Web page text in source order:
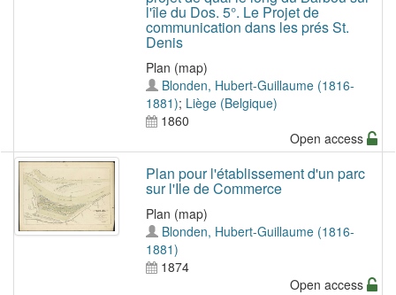
l'île du Dos. 5°. Le Projet de
communication dans les prés St.
Denis
Plan (map)
Blonden, Hubert-Guillaume (1816-
1881); Liège (Belgique)
1860
Open access
Plan pour l'établissement d'un parc
sur l'Ile de Commerce
Plan (map)
Blonden, Hubert-Guillaume (1816-
1881)
1874
Open access